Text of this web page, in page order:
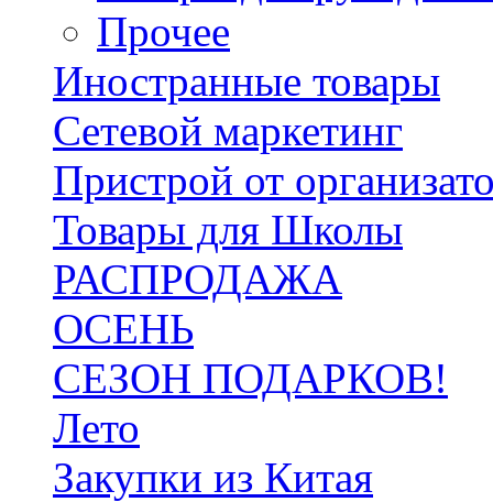
Прочее
Иностранные товары
Сетевой маркетинг
Пристрой от
Товары для Школы
РАСПРОДАЖА
ОСЕНЬ
СЕЗОН ПОДАРКОВ!
Лето
Закупки из Китая